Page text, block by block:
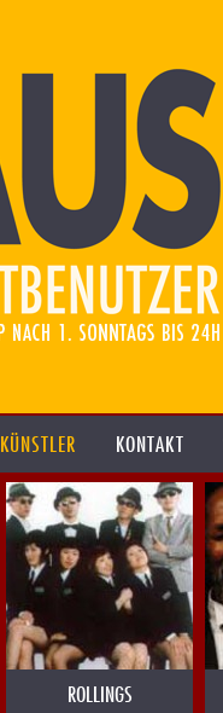
KÜNSTLER KONTAKT
ROLLINGS